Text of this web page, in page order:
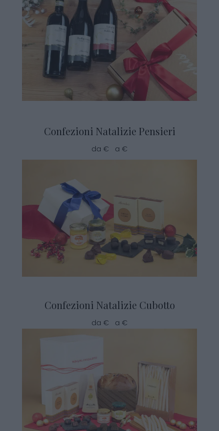
Confezioni Natalizie Pensieri
da € a €
Confezioni Natalizie Cubotto
da € a €